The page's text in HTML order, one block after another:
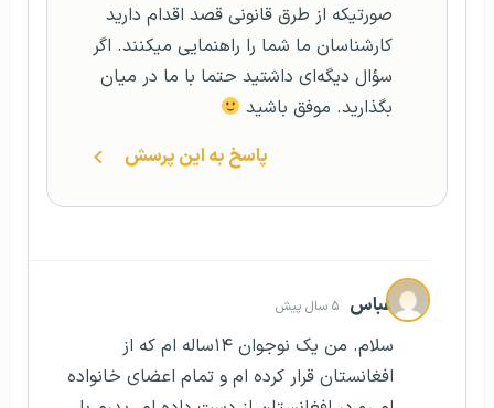
صورتیکه از طرق قانونی قصد اقدام دارید
کارشناسان ما شما را راهنمایی میکنند. اگر
سؤال دیگه‌ای داشتید حتما با ما در میان
بگذارید. موفق باشید
پاسخ به این پرسش
عباس ۵ سال پیش
سلام. من یک نوجوان ۱۴ساله ام که از
افغانستان قرار کرده ام و تمام اعضای خانواده